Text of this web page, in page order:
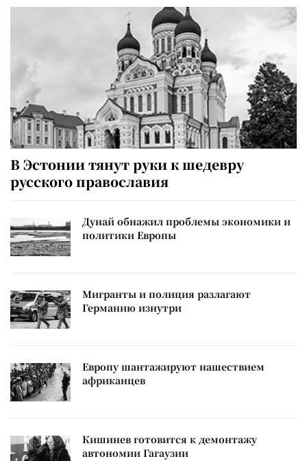
В Эстонии тянут руки к шедевру
русского православия
Дунай обнажил проблемы экономики и
политики Европы
Мигранты и полиция разлагают
Германию изнутри
Европу шантажируют нашествием
африканцев
Кишинев готовится к демонтажу
автономии Гагаузии